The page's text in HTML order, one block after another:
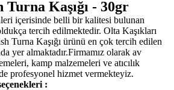
Kaşığı - 30gr
içerisinde belli bir kalitesi bulunan
tercih edilmektedir. Olta Kaşıkları
Turna Kaşığı ürünü en çok tercih edilen
yer almaktadır.Firmamız olarak av
kamp malzemeleri ve atıcılık
profesyonel hizmet vermekteyiz.
: